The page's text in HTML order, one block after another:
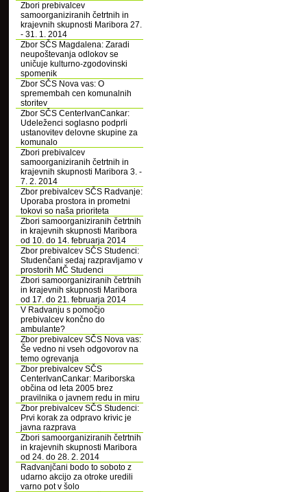
Zbori prebivalcev
samoorganiziranih četrtnih in
krajevnih skupnosti Maribora 27.
- 31. 1. 2014
Zbor SČS Magdalena: Zaradi
neupoštevanja odlokov se
uničuje kulturno-zgodovinski
spomenik
Zbor SČS Nova vas: O
spremembah cen komunalnih
storitev
Zbor SČS CenterIvanCankar:
Udeleženci soglasno podprli
ustanovitev delovne skupine za
komunalo
Zbori prebivalcev
samoorganiziranih četrtnih in
krajevnih skupnosti Maribora 3. -
7. 2. 2014
Zbor prebivalcev SČS Radvanje:
Uporaba prostora in prometni
tokovi so naša prioriteta
Zbori samoorganiziranih četrtnih
in krajevnih skupnosti Maribora
od 10. do 14. februarja 2014
Zbor prebivalcev SČS Studenci:
Studenčani sedaj razpravljamo v
prostorih MČ Studenci
Zbori samoorganiziranih četrtnih
in krajevnih skupnosti Maribora
od 17. do 21. februarja 2014
V Radvanju s pomočjo
prebivalcev končno do
ambulante?
Zbor prebivalcev SČS Nova vas:
Še vedno ni vseh odgovorov na
temo ogrevanja
Zbor prebivalcev SČS
CenterIvanCankar: Mariborska
občina od leta 2005 brez
pravilnika o javnem redu in miru
Zbor prebivalcev SČS Studenci:
Prvi korak za odpravo krivic je
javna razprava
Zbori samoorganiziranih četrtnih
in krajevnih skupnosti Maribora
od 24. do 28. 2. 2014
Radvanjčani bodo to soboto z
udarno akcijo za otroke uredili
varno pot v šolo